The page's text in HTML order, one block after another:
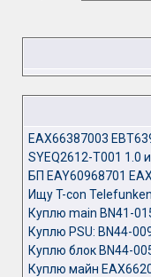
EAX66387003
SYEQ2612-T001 1.0
БП EAY60968701
Ищу T-con
Куплю main BN41-
Куплю PSU: BN44-
Куплю блок BN44-
Куплю майн